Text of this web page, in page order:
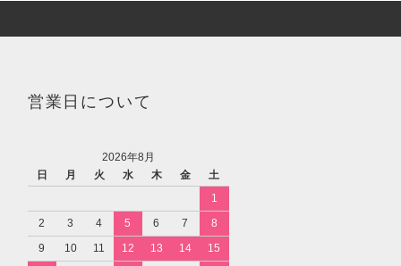
営業日について
2026年8月
日
月 火 水 木 金
土
1
2
3 4 5 6 7
8
9
10 11 12 13 14
15